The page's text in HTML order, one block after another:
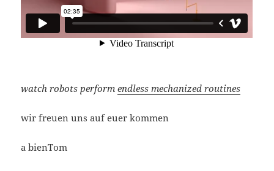
watch robots performendless mechanized routines
wir freuen uns auf euer kommen
a bienTom